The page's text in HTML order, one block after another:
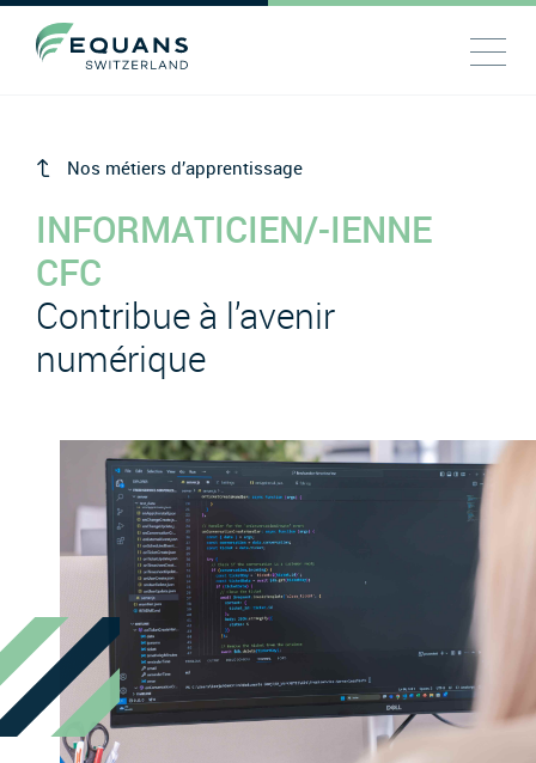
Nos métiers d’apprentissage
INFORMATICIEN/-IENNE
CFC
Contribue à l’avenir
numérique